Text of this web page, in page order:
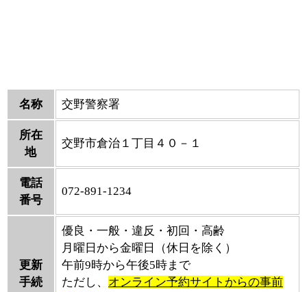
名称 交野警察署
所在
地
交野市倉治１丁目４０－１
電話
番号
072-891-1234
更新
手続
優良・一般・違反・初回・高齢
月曜日から金曜日（休日を除く）
午前9時から午後5時まで
ただし、 オンライン予約サイトからの事前